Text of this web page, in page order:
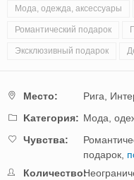
Мода, одежда, аксессуары
Романтический подарок
Эксклюзивный подарок
Mестo: Рига,
Kатегория: Мода,
Чувства:
подарок,
Количество: